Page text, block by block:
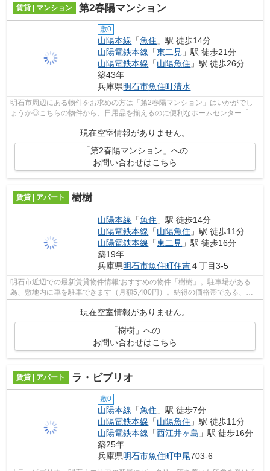
賃貸 | マンション 第2春陽マンション
敷0
山陽本線 「魚住 」駅 徒歩14分
山陽電鉄本線 「東二見 」駅 徒歩21分
山陽電鉄本線 「山陽魚住 」駅 徒歩26分
築43年
兵庫県明石市魚住町清水
明石市周辺にある物件をお求めの方は「第2春陽マンション」はいかがでし
ょうか◎こちらの物件から、日用品を揃えるのに便利なホームセンター「コ
ーナン明石魚住店」まで399mです◎こちら...
現在空室情報がありません。
「第2春陽マンション」への
お問い合わせはこちら
賃貸 | アパート 樹樹
山陽本線 「魚住 」駅 徒歩14分
山陽電鉄本線 「山陽魚住 」駅 徒歩11分
山陽電鉄本線 「東二見 」駅 徒歩16分
築19年
兵庫県明石市魚住町住吉４丁目3-5
明石市近辺での最新賃貸物件情報:おすすめの物件「樹樹」。駐車場がある
為、敷地内に車を駐車できます（月額5,400円）。納得の価格帯である、家
現在空室情報がありません。
「樹樹」への
お問い合わせはこちら
賃貸 | アパート ラ・ビブリオ
敷0
山陽本線 「魚住 」駅 徒歩7分
山陽電鉄本線 「山陽魚住 」駅 徒歩11分
山陽電鉄本線 「西江井ヶ島 」駅 徒歩16分
築25年
兵庫県明石市魚住町中尾703-6